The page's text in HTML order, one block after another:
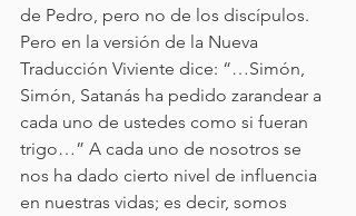
de Pedro, pero no de los discípulos.
Pero en la versión de la Nueva
Traducción Viviente dice: “…Simón,
Simón, Satanás ha pedido zarandear a
cada uno de ustedes como si fueran
trigo…” A cada uno de nosotros se
nos ha dado cierto nivel de influencia
en nuestras vidas; es decir, somos